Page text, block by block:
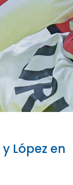
López en